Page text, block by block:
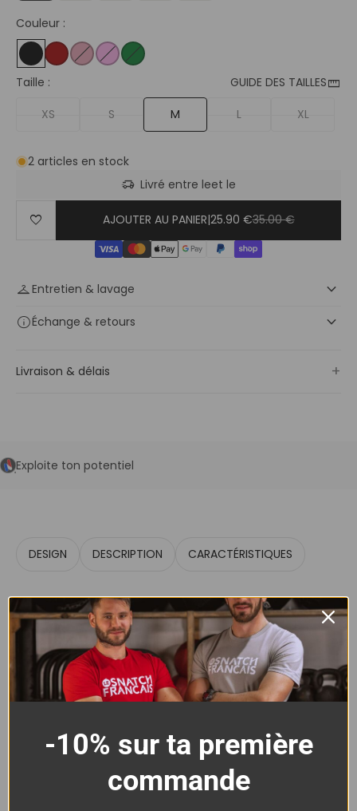
Couleur :
Taille : GUIDE DES TAILLESstraighten
XS S M L XL
2 articles en stock
delivery_truck_speed Livré entre leet le
favorite AJOUTER AU PANIER|25.90 €35.00 €
checkroomEntretien & lavage keyboard_arrow_down
infoÉchange & retours keyboard_arrow_down
Livraison & délais +
Exploite ton potentiel
DESIGN DESCRIPTION CARACTÉRISTIQUES
T-Shirt Femme Cross
Training – Snatch Evolution
-10% sur ta première
commande